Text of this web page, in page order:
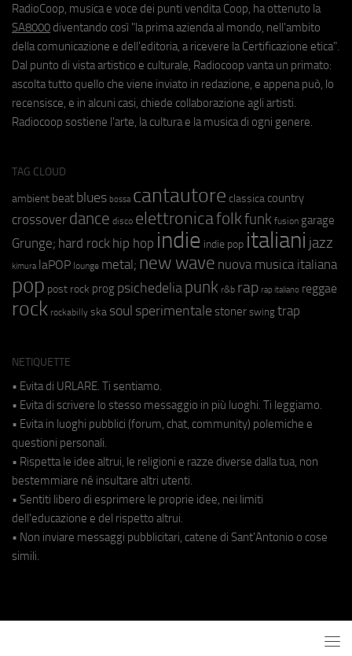
RadioCoop, musica e voce dei punti vendita Coop, ha ottenuto la
SA8000 diventando così "la prima azienda al mondo, nell'ambito
della comunicazione e dell'editoria, a ricevere la Certificazione etica".
Dal punto di vista artistico e culturale, Radiocoop vanta un primato:
ascolta tutto quello che viene inviato in redazione, e appena può, lo
recensisce, e in alcuni casi, chiede collaborazione agli artisti.
Radiocoop sostiene l'arte, la cultura e la musica di ogni genere.
TAG CLOUD
ambient beat blues bossa cantautore classica country
crossover dance disco elettronicafolkfunk fusion garage
Grunge; hard rock hip hop indie indie pop italiani jazz
kimura laPOP lounge metal; new wave nuova musica italiana
pop post rock prog psichedeliapunk r&b rap rap italiano reggae
rock rockabilly ska soul sperimentale stoner swing trap
NETIQUETTE
• Evita di URLARE. Ti sentiamo.
• Evita di scrivere lo stesso messaggio in più luoghi. Ti leggiamo.
• Evita in luoghi pubblici (forum, chat, community) polemiche e
questioni personali.
• Rispetta le idee altrui, le religioni e razze diverse dalla tua, non
bestemmiare né insultare altri utenti.
• Sentiti libero di esprimere le proprie idee, nei limiti
dell'educazione e del rispetto altrui.
• Non inviare messaggi pubblicitari, catene di Sant'Antonio o cose
simili.